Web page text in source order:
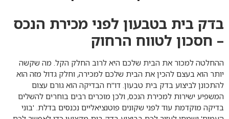
בדק בית בטבעון לפני מכירת הנכס
– חסכון לטווח הרחוק
ההחלטה למכור את הבית שלכם היא לרוב החלק הקל. מה שקשה
יותר הוא בעצם להכין את הבית שלכם למכירה, וחלק גדול מזה הוא
להתכונן לביצוע בדק בית טבעון. דו"ח הבדיקה הוא גורם עצום
המשפיע ישירות למכירת הנכס, ולכן מוכרים רבים בוחרים להשלים
בדיקה מוקדמת עוד לפני שקונים פוטנציאליים נכנסים בדלת. 'בוני